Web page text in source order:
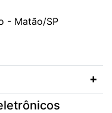
- Matão/SP